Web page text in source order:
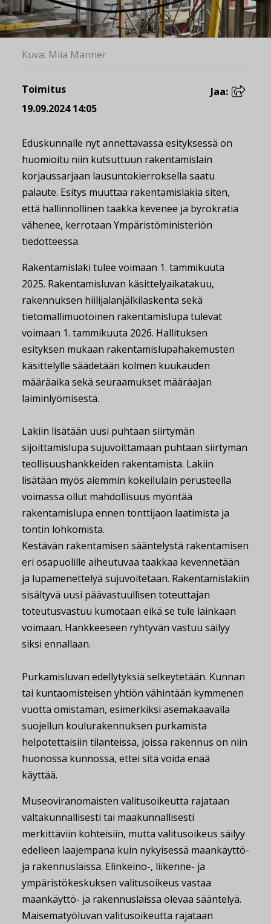
Kuva: Miia Manner
Toimitus
19.09.2024 14:05
Jaa:
Eduskunnalle nyt annettavassa esityksessä on
huomioitu niin kutsuttuun rakentamislain
korjaussarjaan lausuntokierroksella saatu
palaute. Esitys muuttaa rakentamislakia siten,
että hallinnollinen taakka kevenee ja byrokratia
vähenee, kerrotaan Ympäristöministeriön
tiedotteessa.
Rakentamislaki tulee voimaan 1. tammikuuta
2025. Rakentamisluvan käsittelyaikatakuu,
rakennuksen hiilijalanjälkilaskenta sekä
tietomallimuotoinen rakentamislupa tulevat
voimaan 1. tammikuuta 2026. Hallituksen
esityksen mukaan rakentamislupahakemusten
käsittelylle säädetään kolmen kuukauden
määräaika sekä seuraamukset määräajan
laiminlyömisestä.
Lakiin lisätään uusi puhtaan siirtymän
sijoittamislupa sujuvoittamaan puhtaan siirtymän
teollisuushankkeiden rakentamista. Lakiin
lisätään myös aiemmin kokeilulain perusteella
voimassa ollut mahdollisuus myöntää
rakentamislupa ennen tonttijaon laatimista ja
tontin lohkomista.
Kestävän rakentamisen sääntelystä rakentamisen
eri osapuolille aiheutuvaa taakkaa kevennetään
ja lupamenettelyä sujuvoitetaan. Rakentamislakiin
sisältyvä uusi päävastuullisen toteuttajan
toteutusvastuu kumotaan eikä se tule lainkaan
voimaan. Hankkeeseen ryhtyvän vastuu säilyy
siksi ennallaan.
Purkamisluvan edellytyksiä selkeytetään. Kunnan
tai kuntaomisteisen yhtiön vähintään kymmenen
vuotta omistaman, esimerkiksi asemakaavalla
suojellun koulurakennuksen purkamista
helpotettaisiin tilanteissa, joissa rakennus on niin
huonossa kunnossa, ettei sitä voida enää
käyttää.
Museoviranomaisten valitusoikeutta rajataan
valtakunnallisesti tai maakunnallisesti
merkittäviin kohteisiin, mutta valitusoikeus säilyy
edelleen laajempana kuin nykyisessä maankäyttö-
ja rakennuslaissa. Elinkeino-, liikenne- ja
ympäristökeskuksen valitusoikeus vastaa
maankäyttö- ja rakennuslaissa olevaa sääntelyä.
Maisematyöluvan valitusoikeutta rajataan